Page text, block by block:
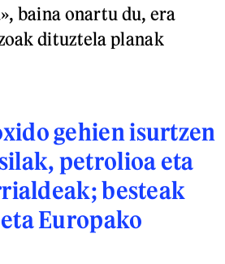
baina onartu du, era
dituztela planak
gehien isurtzen
petrolioa eta
besteak
Europako